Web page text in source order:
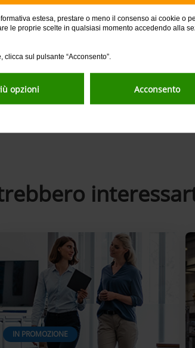
estesa, prestare o meno il consenso ai cookie o
le proprie scelte in qualsiasi momento accedendo alla
clicca sul pulsante “Acconsento”.
opzioni Acconsento
erogazione per le varie categorie di
dipendenti, differenti per importo,
IN PROMOZIONE